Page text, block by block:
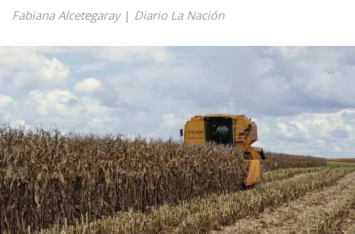
Fabiana Alcetegaray| Diario La Nación